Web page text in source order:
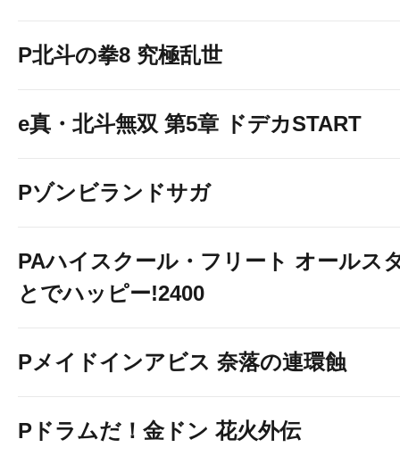
P北斗の拳8 究極乱世
e真・北斗無双 第5章 ドデカSTART
Pゾンビランドサガ
PAハイスクール・フリート オールス
とでハッピー!2400
Pメイドインアビス 奈落の連環蝕
Pドラムだ！金ドン 花火外伝